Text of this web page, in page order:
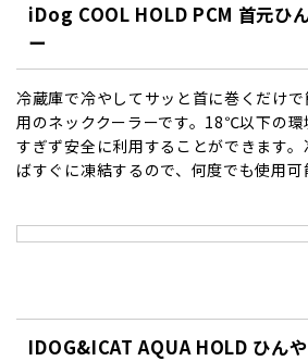
iDog COOL HOLD PCM 首元ひ
ー
冷蔵庫で冷やしてサッと首に巻くだけ
用のネッククーラーです。18℃以下の
すぎず安全に利用することができます
ばすぐに凍結するので、何度でも使用可
IDOG&ICAT AQUA HOLD ひん